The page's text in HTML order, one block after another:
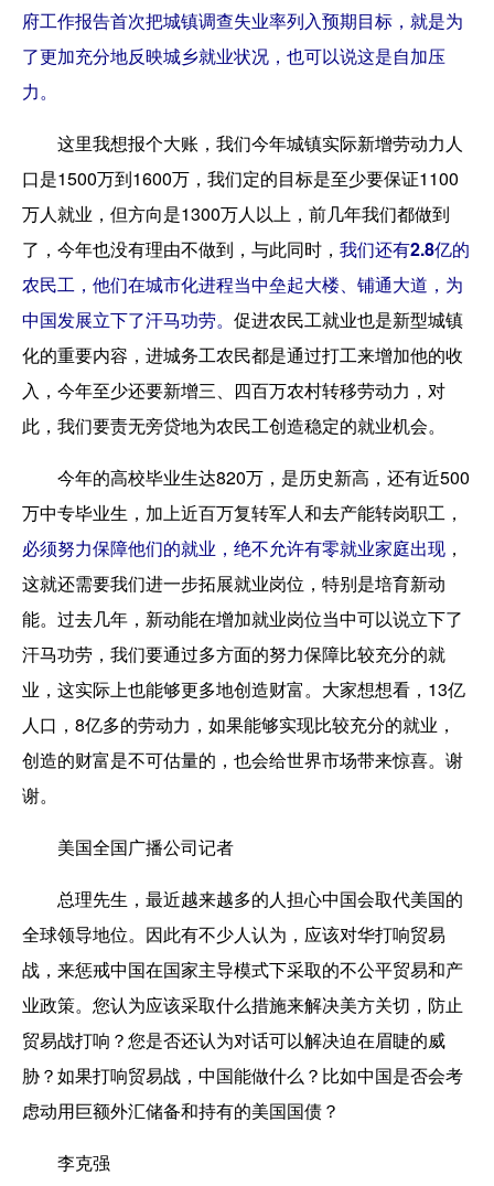
府工作报告首次把城镇调查失业率列入预期目标，就是为
了更加充分地反映城乡就业状况，也可以说这是自加压
力。
这里我想报个大账，我们今年城镇实际新增劳动力人
口是1500万到1600万，我们定的目标是至少要保证1100
万人就业，但方向是1300万人以上，前几年我们都做到
了，今年也没有理由不做到，与此同时， 我们还有2.8亿的
农民工，他们在城市化进程当中垒起大楼、铺通大道，为
中国发展立下了汗马功劳。 促进农民工就业也是新型城镇
化的重要内容，进城务工农民都是通过打工来增加他的收
入，今年至少还要新增三、四百万农村转移劳动力，对
此，我们要责无旁贷地为农民工创造稳定的就业机会。
今年的高校毕业生达820万，是历史新高，还有近500
万中专毕业生，加上近百万复转军人和去产能转岗职工，
必须努力保障他们的就业，绝不允许有零就业家庭出现 ，
这就还需要我们进一步拓展就业岗位，特别是培育新动
能。过去几年，新动能在增加就业岗位当中可以说立下了
汗马功劳，我们要通过多方面的努力保障比较充分的就
业，这实际上也能够更多地创造财富。大家想想看，13亿
人口，8亿多的劳动力，如果能够实现比较充分的就业，
创造的财富是不可估量的，也会给世界市场带来惊喜。谢
谢。
美国全国广播公司记者
总理先生，最近越来越多的人担心中国会取代美国的
全球领导地位。因此有不少人认为，应该对华打响贸易
战，来惩戒中国在国家主导模式下采取的不公平贸易和产
业政策。您认为应该采取什么措施来解决美方关切，防止
贸易战打响？您是否还认为对话可以解决迫在眉睫的威
胁？如果打响贸易战，中国能做什么？比如中国是否会考
虑动用巨额外汇储备和持有的美国国债？
李克强